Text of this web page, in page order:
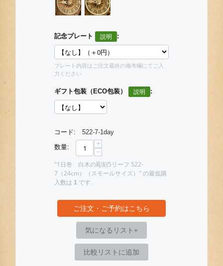
記念プレート :
プレート内容はご注文最終の備考欄にてご入
力ください
ギフト包装（ECO包装） :
コード:
522-7-1day
数量:
+
−
"1日巻 白木の彫刻5リーフ 522-
7（24cm）（スモールサイズ）" の最低購
入数は 1 です.
ご注文・ご予約はこちら
気になるリスト+
比較リストに追加